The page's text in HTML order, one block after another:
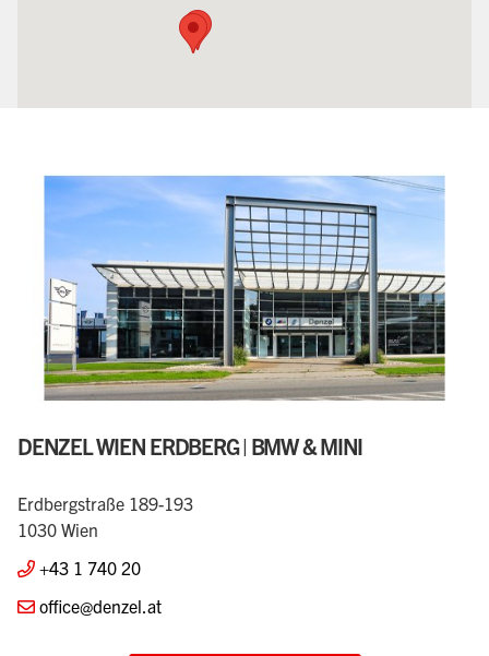
DENZEL WIEN ERDBERG | BMW & MINI
Erdbergstraße 189-193
1030 Wien
+43 1 740 20
office@denzel.at